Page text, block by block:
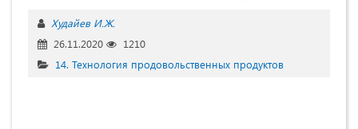
Худайев И.Ж.
26.11.2020
1210
14. Технология продовольственных продуктов